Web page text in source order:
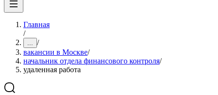
Главная
/
... /
вакансии в Москве/
начальник отдела финансового контроля/
удаленная работа